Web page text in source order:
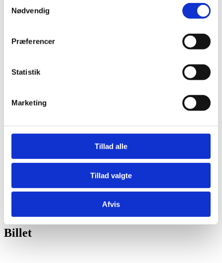
Nødvendig
Præferencer
Statistik
Marketing
Tillad alle
Tillad valgte
Afvis
Udstillerliste 2027
Børn- skolekontakt
Børn og skolekontakt
Historie
Kontakt
Billet
Dagsbillet – 2026
Billet